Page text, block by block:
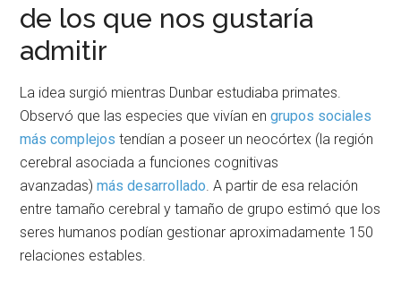
de los que nos gustaría
admitir
La idea surgió mientras Dunbar estudiaba primates.
Observó que las especies que vivían engrupos sociales
más complejos tendían a poseer un neocórtex (la región
cerebral asociada a funciones cognitivas
avanzadas)más desarrollado . A partir de esa relación
entre tamaño cerebral y tamaño de grupo estimó que los
seres humanos podían gestionar aproximadamente 150
relaciones estables.